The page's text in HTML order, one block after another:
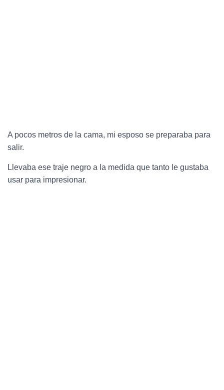
A pocos metros de la cama, mi esposo se preparaba para
salir.
Llevaba ese traje negro a la medida que tanto le gustaba
usar para impresionar.